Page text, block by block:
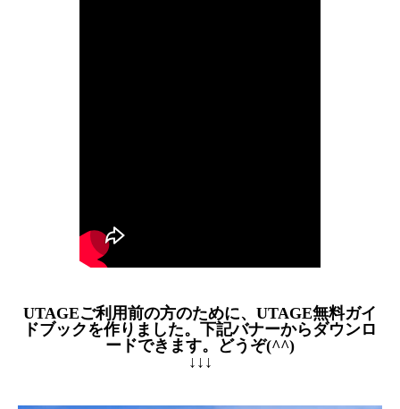
UTAGEご利用前の方のために、UTAGE無料ガイ
ドブックを作りました。下記バナーからダウンロ
ードできます。どうぞ(^^)
↓↓↓